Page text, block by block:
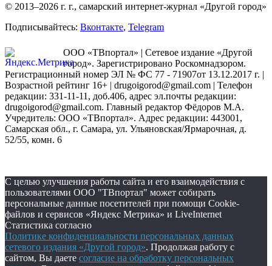
© 2013–2026 г. г., самарский интернет-журнал «Другой город»
Подписывайтесь: Вконтакте, Telegram
ООО «ТВпортал» | Сетевое издание «Другой
город». Зарегистрировано Роскомнадзором.
Регистрационный номер ЭЛ № ФС 77 - 71907от 13.12.2017 г. |
Возрастной рейтинг 16+ | drugoigorod@gmail.com | Телефон
редакции: 331-11-11, доб.406, адрес эл.почты редакции:
drugoigorod@gmail.com. Главный редактор Фёдоров М.А.
Учредитель: ООО «ТВпортал». Адрес редакции: 443001,
Самарская обл., г. Самара, ул. Ульяновская/Ярмарочная, д.
52/55, комн. 6
С целью улучшения работы сайта и его взаимодействия с
пользователями ООО "ТВпортал" может собирать
персональные данные посетителей при помощи Cookie-
файлов и сервисов «Яндекс Метрика» и LiveInternet
Статистика согласно
Политике конфиденциальности персональных данных
сетевого издания «Другой город». Продолжая работу с
сайтом, Вы даете согласие на обработку персональных